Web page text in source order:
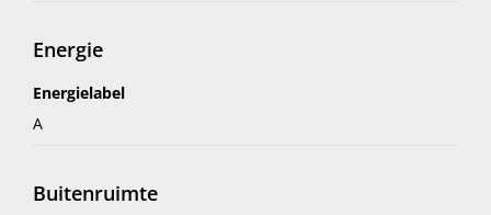
Energie
Energielabel
A
Buitenruimte